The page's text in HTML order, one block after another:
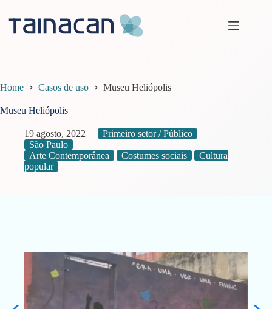
conteúdo
Home Casos de uso Museu Heliópolis
Museu Heliópolis
19 agosto, 2022
Primeiro setor / Público
São Paulo
Arte Contemporânea
Costumes sociais
Cultura
popular